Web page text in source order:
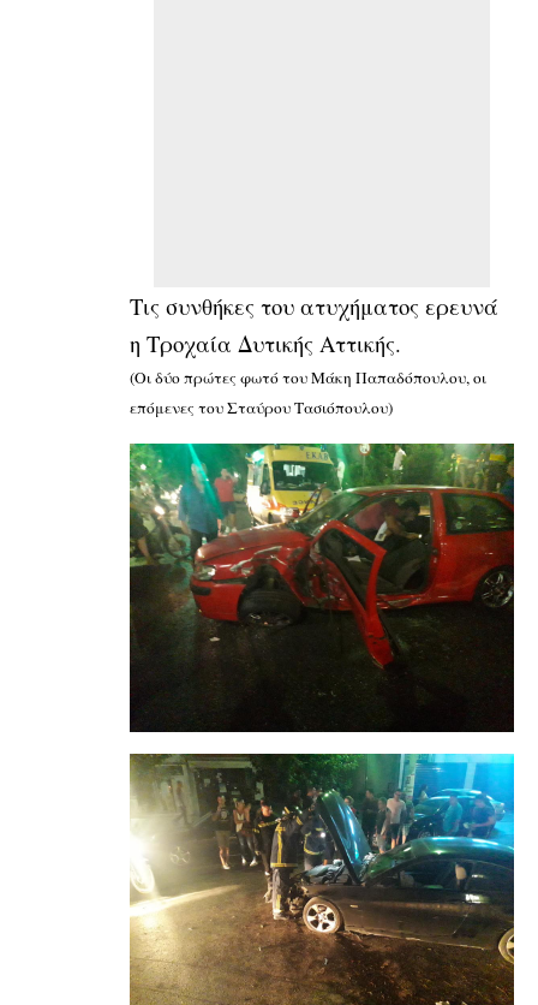
Τις συνθήκες του ατυχήματος ερευνά
η Τροχαία Δυτικής Αττικής.
(Οι δύο πρώτες φωτό του Μάκη Παπαδόπουλου, οι
επόμενες του Σταύρου Τασιόπουλου)